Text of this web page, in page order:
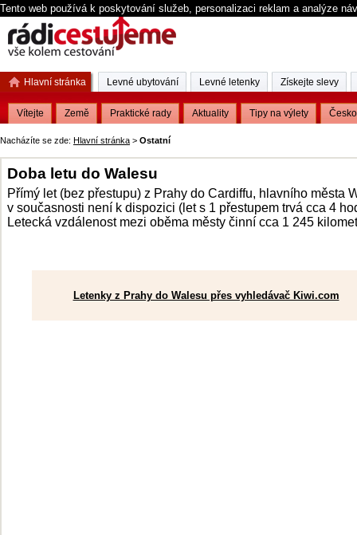
Tento web používá k poskytování služeb, personalizaci reklam a analýze
Nacházíte se zde: Hlavní stránka > Ostatní
Doba letu do Walesu
Přímý let (bez přestupu) z Prahy do Cardiffu, hlavního města
v současnosti není k dispozici (let s 1 přestupem trvá cca 4
Letecká vzdálenost mezi oběma městy činní cca 1 245
Letenky z Prahy do Walesu přes vyhledávač Kiwi.com
Hlavní stránka
Vítejte Země Praktické rady Aktuality Tipy na výlety Česko
Levné ubytování Levné letenky Získejte slevy